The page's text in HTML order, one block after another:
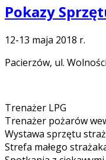
Pokazy
12-13 maja 2018 r.
Pacierzów, ul.
Trenażer LPG
Trenażer pożarów
Wystawa sprzętu
Strefa małego